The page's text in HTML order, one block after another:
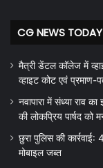
CG NEWS TODAY
मैत्री डेंटल कॉलेज में
व्हाइट कोट एवं प्रमाण-
नवापारा में संध्या राव
की लोकप्रिय पार्षद
छुरा पुलिस की
मोबाइल जब्त